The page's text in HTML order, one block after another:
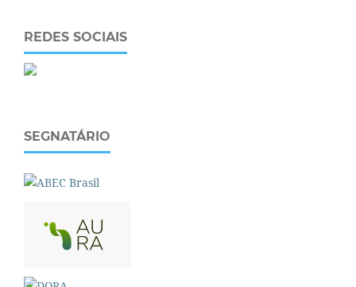
REDES SOCIAIS
SEGNATÁRIO